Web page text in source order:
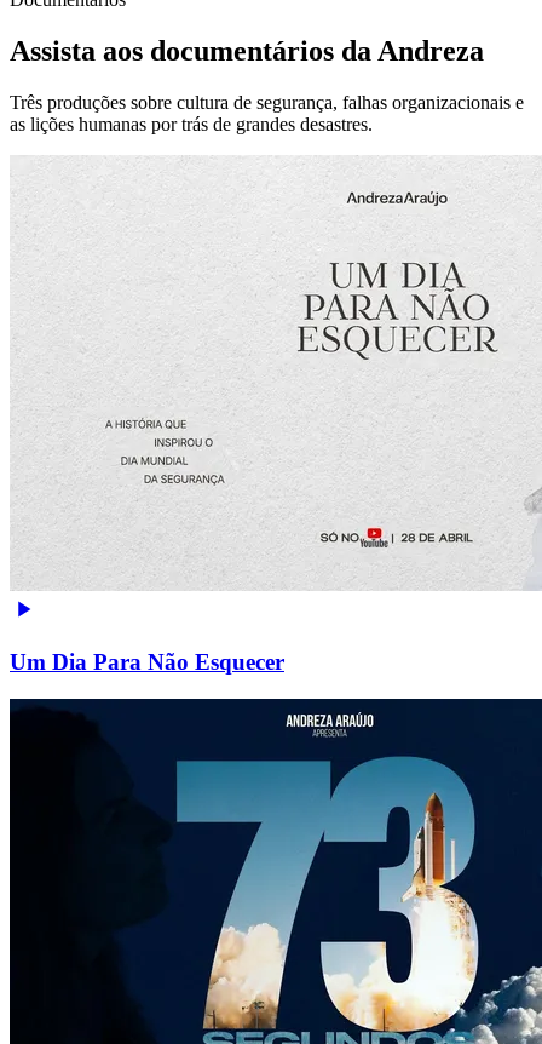
Assista aos documentários da Andreza
Três produções sobre cultura de segurança, falhas organizacionais e
as lições humanas por trás de grandes desastres.
Um Dia Para Não Esquecer